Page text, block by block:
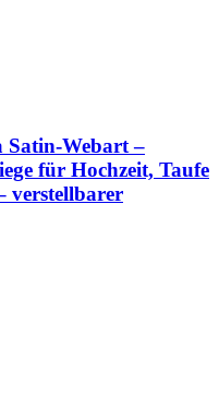
Satin-Webart –
für Hochzeit, Taufe
verstellbarer